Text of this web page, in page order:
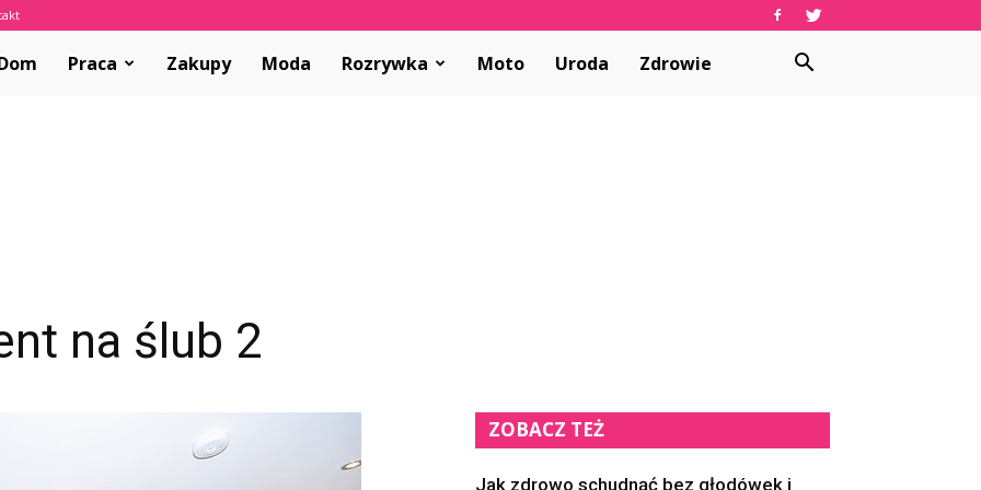
Praca Zakupy Moda Rozrywka Moto Uroda Zdrowie
na ślub 2
ZOBACZ TEŻ
Jak zdrowo schudnąć bez głodówek i